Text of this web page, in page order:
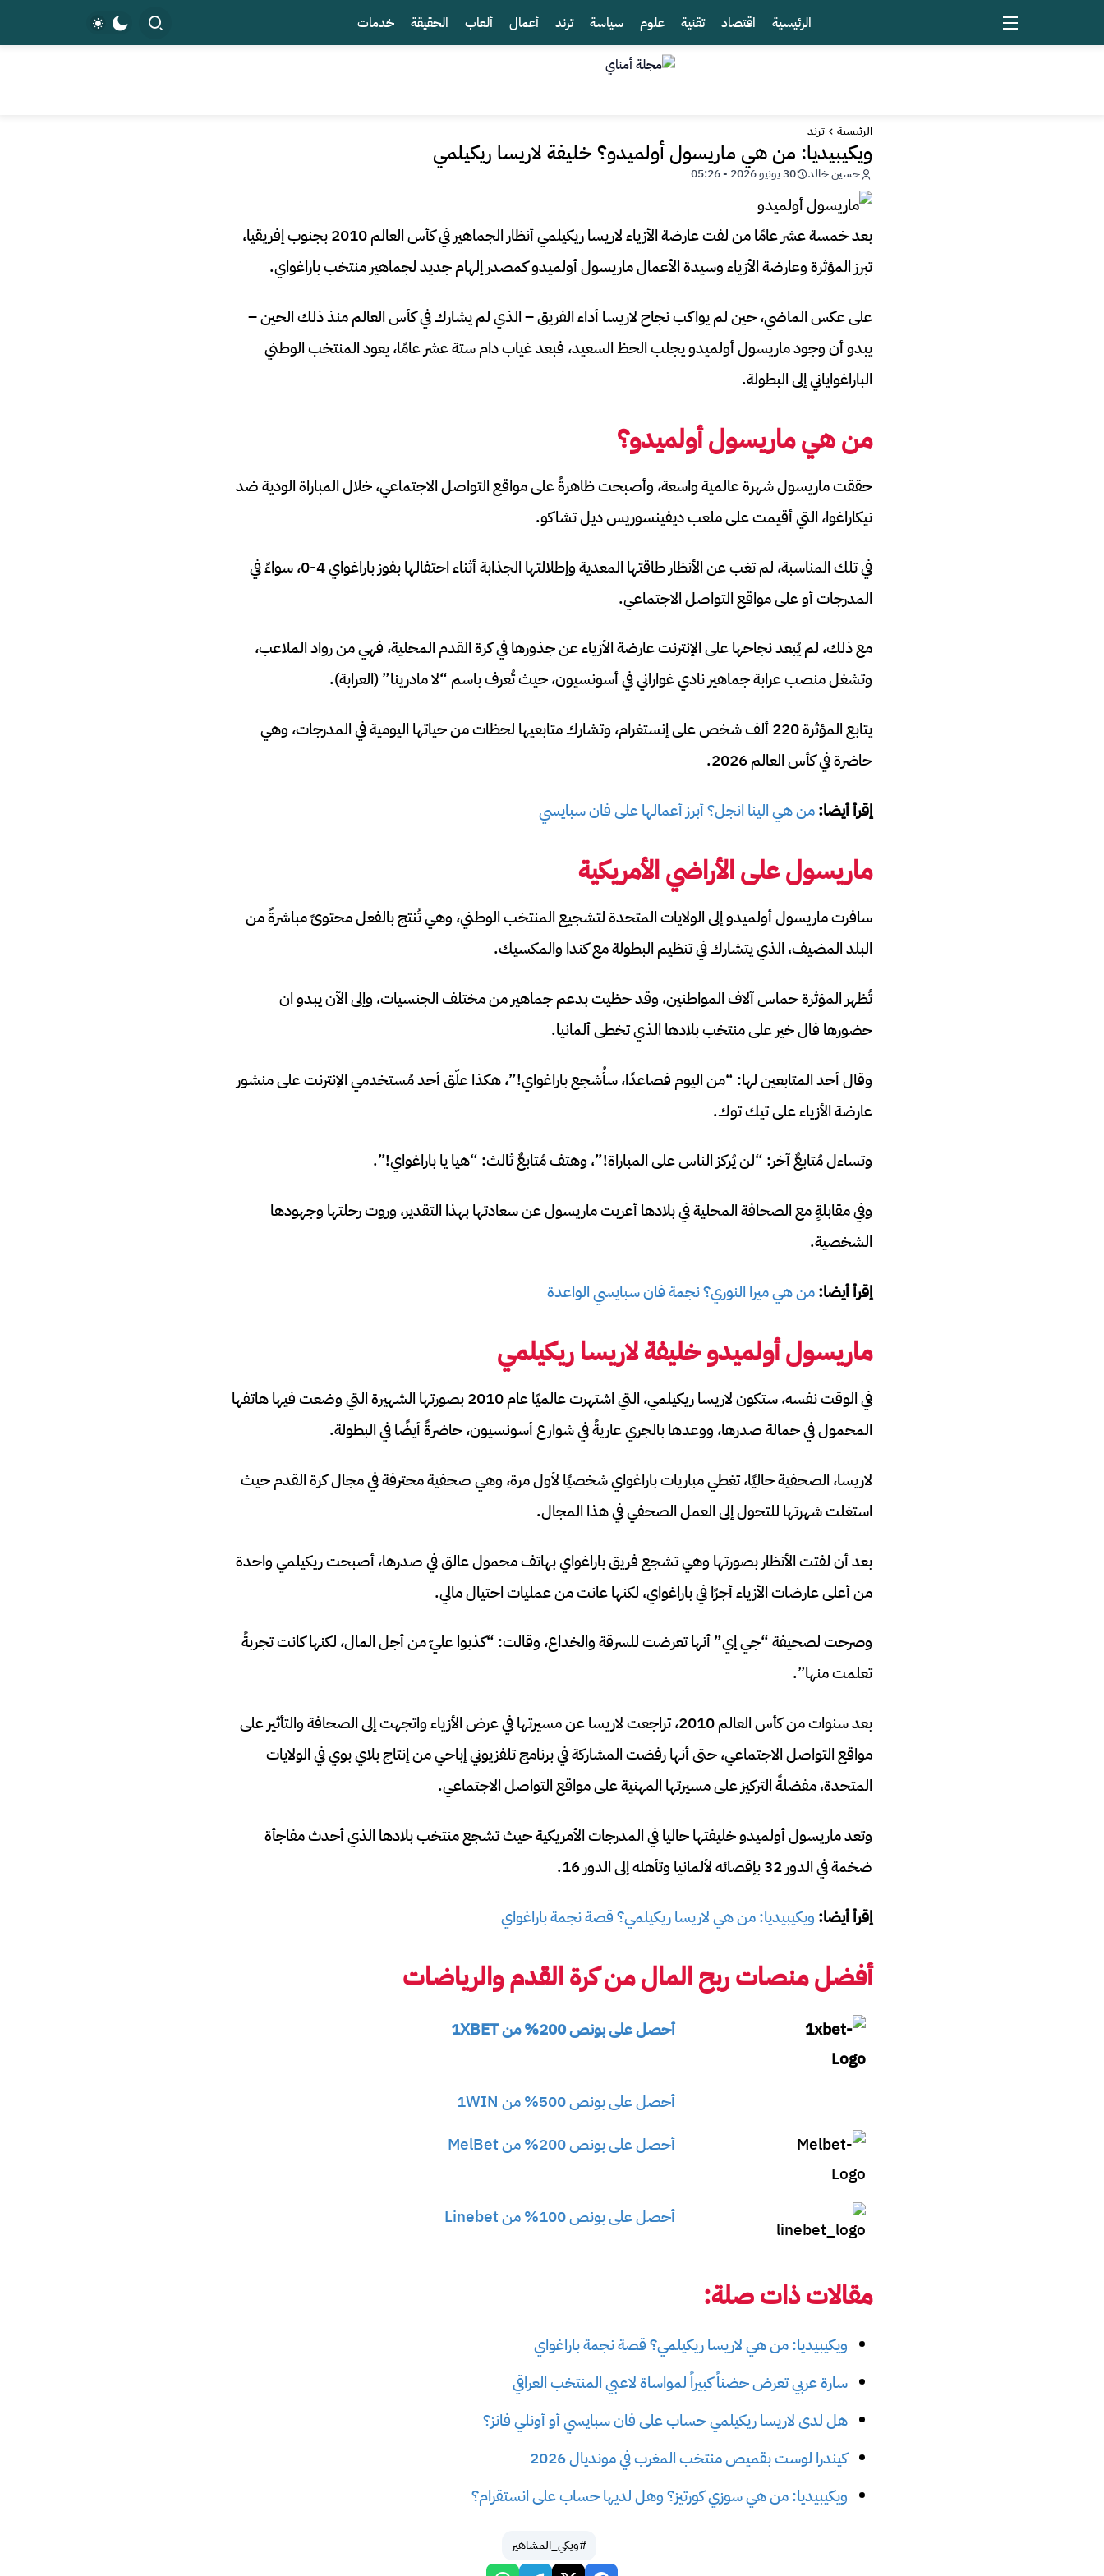
الرئيسية اقتصاد تقنية علوم سياسة ترند أعمال ألعاب الحقيقة خدمات
الرئيسية ترند
ويكيبيديا: من هي ماريسول أولميدو؟ خليفة لاريسا ريكيلمي
حسين خالد 30 يونيو 2026 - 05:26
بعد خمسة عشر عامًا من لفت عارضة الأزياء لاريسا ريكيلمي أنظار الجماهير في كأس العالم 2010 بجنوب إفريقيا،
تبرز المؤثرة وعارضة الأزياء وسيدة الأعمال ماريسول أولميدو كمصدر إلهام جديد لجماهير منتخب باراغواي.
على عكس الماضي، حين لم يواكب نجاح لاريسا أداء الفريق – الذي لم يشارك في كأس العالم منذ ذلك الحين –
يبدو أن وجود ماريسول أولميدو يجلب الحظ السعيد، فبعد غياب دام ستة عشر عامًا، يعود المنتخب الوطني
الباراغواياني إلى البطولة.
من هي ماريسول أولميدو؟
حققت ماريسول شهرة عالمية واسعة، وأصبحت ظاهرةً على مواقع التواصل الاجتماعي، خلال المباراة الودية ضد
نيكاراغوا، التي أقيمت على ملعب ديفينسوريس ديل تشاكو.
في تلك المناسبة، لم تغب عن الأنظار طاقتها المعدية وإطلالتها الجذابة أثناء احتفالها بفوز باراغواي 4-0، سواءً في
المدرجات أو على مواقع التواصل الاجتماعي.
مع ذلك، لم يُبعد نجاحها على الإنترنت عارضة الأزياء عن جذورها في كرة القدم المحلية، فهي من رواد الملاعب،
وتشغل منصب عرابة جماهير نادي غواراني في أسونسيون، حيث تُعرف باسم “لا مادرينا” (العرابة).
يتابع المؤثرة 220 ألف شخص على إنستغرام، وتشارك متابعيها لحظات من حياتها اليومية في المدرجات، وهي
حاضرة في كأس العالم 2026.
إقرأ أيضا:من هي الينا انجل؟ أبرز أعمالها على فان سبايسي
ماريسول على الأراضي الأمريكية
سافرت ماريسول أولميدو إلى الولايات المتحدة لتشجيع المنتخب الوطني، وهي تُنتج بالفعل محتوىً مباشرةً من
البلد المضيف، الذي يتشارك في تنظيم البطولة مع كندا والمكسيك.
تُظهر المؤثرة حماس آلاف المواطنين، وقد حظيت بدعم جماهير من مختلف الجنسيات، وإلى الآن يبدو ان
حضورها فال خير على منتخب بلادها الذي تخطى ألمانيا.
وقال أحد المتابعين لها: “من اليوم فصاعدًا، سأُشجع باراغواي!”، هكذا علّق أحد مُستخدمي الإنترنت على منشور
عارضة الأزياء على تيك توك.
وتساءل مُتابعٌ آخر: “لن يُركز الناس على المباراة!”، وهتف مُتابعٌ ثالث: “هيا يا باراغواي!”.
وفي مقابلةٍ مع الصحافة المحلية في بلادها أعربت ماريسول عن سعادتها بهذا التقدير، وروت رحلتها وجهودها
الشخصية.
إقرأ أيضا:من هي ميرا النوري؟ نجمة فان سبايسي الواعدة
ماريسول أولميدوخليفةلاريسا ريكيلمي
في الوقت نفسه، ستكون لاريسا ريكيلمي، التي اشتهرت عالميًا عام 2010 بصورتها الشهيرة التي وضعت فيها هاتفها
المحمول في حمالة صدرها، ووعدها بالجري عاريةً في شوارع أسونسيون، حاضرةً أيضًا في البطولة.
لاريسا، الصحفية حاليًا، تغطي مباريات باراغواي شخصيًا لأول مرة، وهي صحفية محترفة في مجال كرة القدم حيث
استغلت شهرتها للتحول إلى العمل الصحفي في هذا المجال.
بعد أن لفتت الأنظار بصورتها وهي تشجع فريق باراغواي بهاتف محمول عالق في صدرها، أصبحت ريكيلمي واحدة
من أعلى عارضات الأزياء أجرًا في باراغواي، لكنها عانت من عمليات احتيال مالي.
وصرحت لصحيفة “جي إي” أنها تعرضت للسرقة والخداع، وقالت: “كذبوا عليّ من أجل المال، لكنها كانت تجربةً
تعلمت منها”.
بعد سنوات من كأس العالم 2010، تراجعت لاريسا عن مسيرتها في عرض الأزياء واتجهت إلى الصحافة والتأثير على
مواقع التواصل الاجتماعي، حتى أنها رفضت المشاركة في برنامج تلفزيوني إباحي من إنتاج بلاي بوي في الولايات
المتحدة، مفضلةً التركيز على مسيرتها المهنية على مواقع التواصل الاجتماعي.
وتعد ماريسول أولميدو خليفتها حاليا في المدرجات الأمريكية حيث تشجع منتخب بلادها الذي أحدث مفاجأة
ضخمة في الدور 32 بإقصائه لألمانيا وتأهله إلى الدور 16.
إقرأ أيضا: ويكيبيديا: من هي لاريسا ريكيلمي؟ قصة نجمة باراغواي
أفضل منصات ربح المال من كرة القدم والرياضات
أحصل على بونص 200% من 1XBET
أحصل على بونص 500% من 1WIN
أحصل على بونص 200% من MelBet
أحصل على بونص 100% من Linebet
مقالات ذات صلة:
ويكيبيديا: من هي لاريسا ريكيلمي؟ قصة نجمة باراغواي
سارة عربي تعرض حضناً كبيراً لمواساة لاعبي المنتخب العراقي
هل لدى لاريسا ريكيلمي حساب على فان سبايسي أو أونلي فانز؟
كيندرا لوست بقميص منتخب المغرب في مونديال 2026
ويكيبيديا: من هي سوزي كورتيز؟ وهل لديها حساب على انستقرام؟
#ويكي_المشاهير